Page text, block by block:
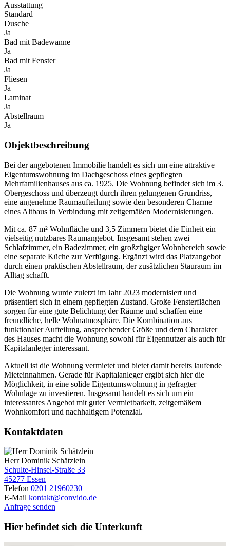
Ausstattung
Standard
Dusche
Ja
Bad mit Badewanne
Ja
Bad mit Fenster
Ja
Fliesen
Ja
Laminat
Ja
Abstellraum
Ja
Objektbeschreibung
Bei der angebotenen Immobilie handelt es sich um eine attraktive
Eigentumswohnung im Dachgeschoss eines gepflegten
Mehrfamilienhauses aus ca. 1925. Die Wohnung befindet sich im 3.
Obergeschoss und überzeugt durch ihren gelungenen Grundriss,
eine angenehme Raumaufteilung sowie den besonderen Charme
eines Altbaus in Verbindung mit zeitgemäßen Modernisierungen.
Mit ca. 87 m² Wohnfläche und 3,5 Zimmern bietet die Einheit ein
vielseitig nutzbares Raumangebot. Insgesamt stehen zwei
Schlafzimmer, ein Badezimmer, ein großzügiger Wohnbereich sowie
eine separate Küche zur Verfügung. Ergänzt wird das Platzangebot
durch einen praktischen Abstellraum, der zusätzlichen Stauraum im
Alltag schafft.
Die Wohnung wurde zuletzt im Jahr 2023 modernisiert und
präsentiert sich in einem gepflegten Zustand. Große Fensterflächen
sorgen für eine gute Belichtung der Räume und schaffen eine
freundliche, helle Wohnatmosphäre. Die Kombination aus
funktionaler Aufteilung, ansprechender Größe und dem Charakter
des Hauses macht die Wohnung sowohl für Eigennutzer als auch für
Kapitalanleger interessant.
Aktuell ist die Wohnung vermietet und bietet damit bereits laufende
Mieteinnahmen. Gerade für Kapitalanleger ergibt sich hier die
Möglichkeit, in eine solide Eigentumswohnung in gefragter
Wohnlage zu investieren. Insgesamt handelt es sich um ein
interessantes Angebot mit guter Vermietbarkeit, zeitgemäßem
Wohnkomfort und nachhaltigem Potenzial.
Kontaktdaten
Herr Dominik Schätzlein
Schulte-Hinsel-Straße 33
45277 Essen
Telefon 0201 21960230
E-Mail kontakt@convido.de
Anfrage senden
Hier befindet sich die Unterkunft